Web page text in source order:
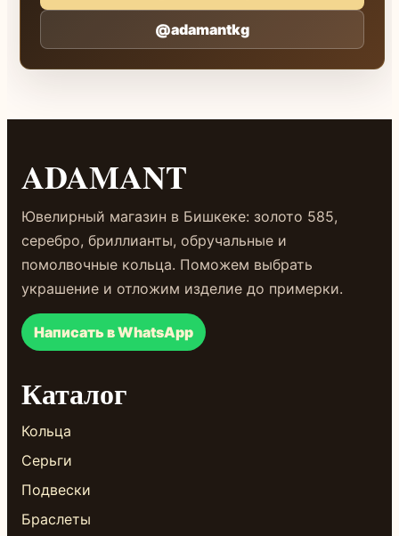
@adamantkg
ADAMANT
Ювелирный магазин в Бишкеке: золото 585,
серебро, бриллианты, обручальные и
помолвочные кольца. Поможем выбрать
украшение и отложим изделие до примерки.
Написать в WhatsApp
Каталог
Кольца
Серьги
Подвески
Браслеты